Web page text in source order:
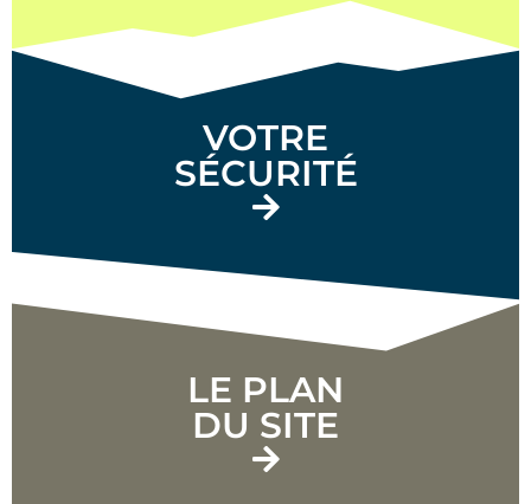
VOTRE
SÉCURITÉ
LE PLAN
DU SITE